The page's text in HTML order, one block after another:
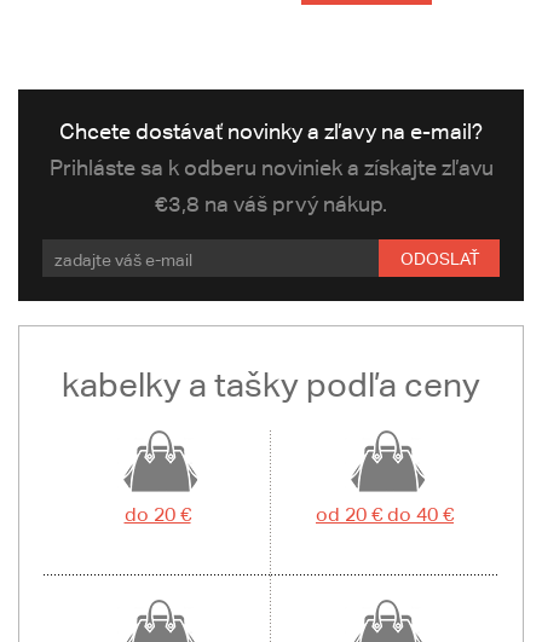
Chcete dostávať novinky a zľavy na e-mail?
Prihláste sa k odberu noviniek a získajte zľavu
€3,8 na váš prvý nákup.
ODOSLAŤ
kabelky a tašky podľa ceny
do 20 € od 20 € do 40 €